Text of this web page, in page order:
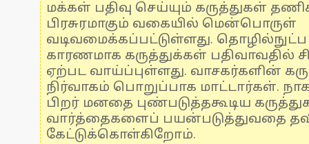
மக்கள் பதிவு செய்யும் கருத்துகள்
பிரசுரமாகும் வகையில் மென்பொருள்
வடிவமைக்கப்பட்டுள்ளது.
காரணமாக கருத்துக்கள் பதிவாவதில்
ஏற்பட வாய்ப்புள்ளது. வாசகர்களின்
நிர்வாகம் பொறுப்பாக மாட்டார்கள்.
பிறர் மனதை புண்படுத்தகூடிய
வார்த்தைகளைப் பயன்படுத்துவதை
கேட்டுக்கொள்கிறோம்.